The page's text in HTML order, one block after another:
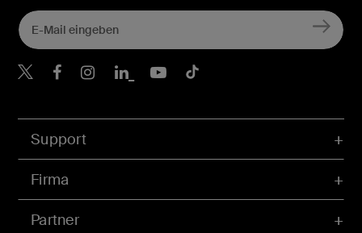
Support
Firma
Partner
Belkin Twitter
Belkin Facebook
Belkin Instagram
Belkin LinkedIn
Belkin Youtube
Belkin TikTok